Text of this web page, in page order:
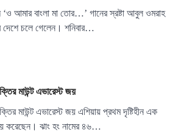
‘ও আমার বাংলা মা তোর…’ গানের স্রষ্টা আবুল ওমরাহ
দেশে চলে গেলেন। শনিবার…
মাউন্ট এভারেস্ট জয়
মাউন্ট এভারেস্ট জয় এশিয়ায় প্রথম দৃষ্টিহীন এক
করেছেন। ঝাং হং নামের ৪৬…